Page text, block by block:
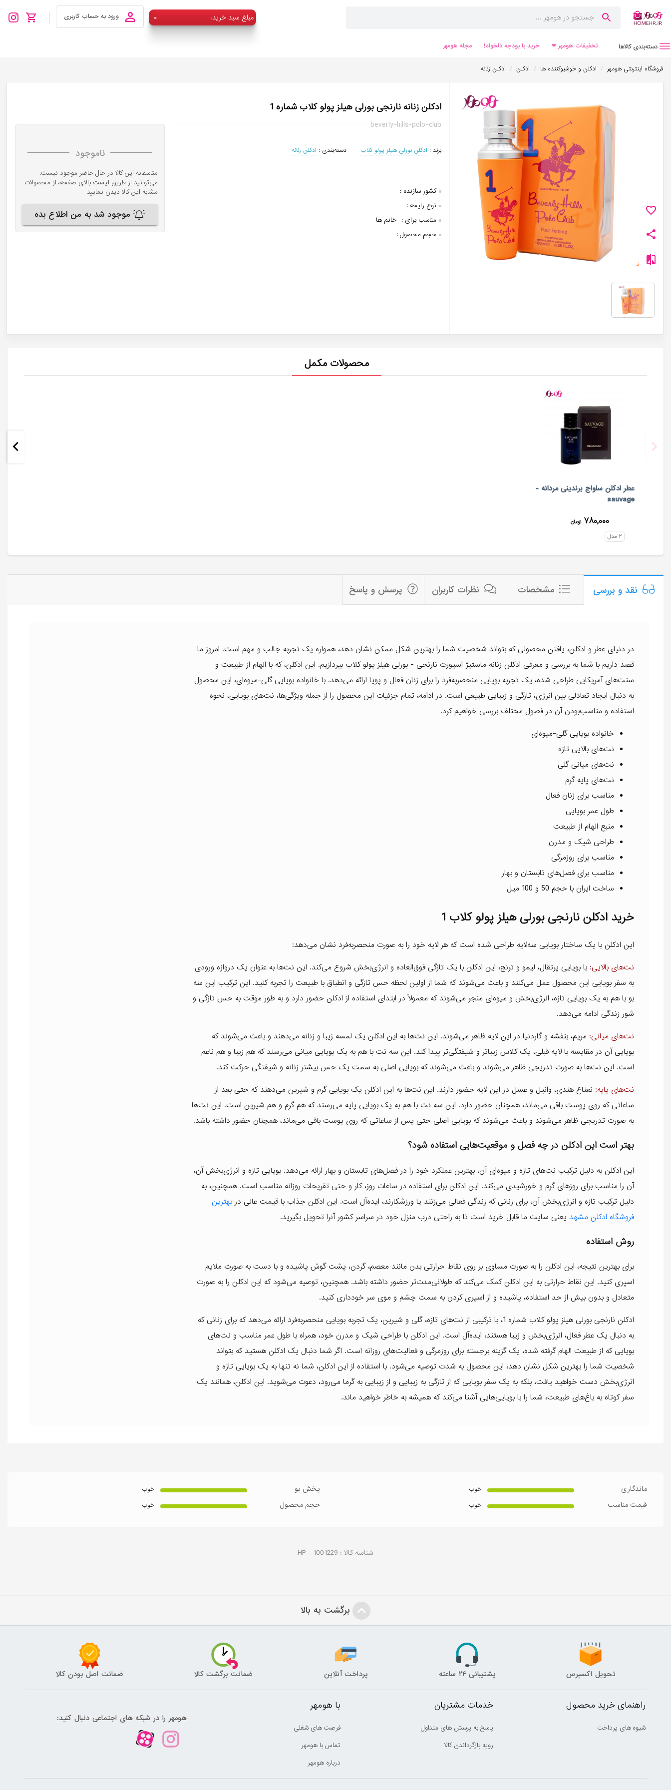
۰ :مبلغ سبد خرید ورود به حساب کاربری
دسته‌بندی کالاها تخفیفات هومهر ❤ خرید با بودجه دلخواه! مجله هومهر
فروشگاه اینترنتی هومهر / ادکلن و خوشبوکننده ها / ادکلن / ادکلن زنانه
ادکلن زنانه نارنجی بورلی هیلز پولو کلاب شماره 1
beverly-hills-polo-club
برند : ادکلن بورلی هیلز پولو کلاب دسته‌بندی : ادکلن زنانه
کشور سازنده :
نوع رایحه :
مناسب برای : خانم ها
حجم محصول :
ناموجود
متاسفانه این کالا در حال حاضر موجود نیست.
می‌توانید از طریق لیست بالای صفحه، از محصولات
مشابه این کالا دیدن نمایید
موجود شد به من اطلاع بده
محصولات مکمل
عطر ادکلن ساواج برندینی مردانه -
sauvage
۷۸۰,۰۰۰ تومان
۲ مدل
نقد و بررسی مشخصات نظرات کاربران پرسش و پاسخ
در دنیای عطر و ادکلن، یافتن محصولی که بتواند شخصیت شما را بهترین شکل ممکن نشان دهد، همواره یک تجربه جالب و مهم است. امروز ما
قصد داریم با شما به بررسی و معرفی ادکلن زنانه ماستیژ اسپورت نارنجی - بورلی هیلز پولو کلاب بپردازیم. این ادکلن، که با الهام از طبیعت و
سنت‌های آمریکایی طراحی شده، یک تجربه بویایی منحصربه‌فرد را برای زنان فعال و پویا ارائه می‌دهد. با خانواده بویایی گلی-میوه‌ای، این محصول
به دنبال ایجاد تعادلی بین انرژی، تازگی و زیبایی طبیعی است. در ادامه، تمام جزئیات این محصول را از جمله ویژگی‌ها، نت‌های بویایی، نحوه
استفاده و مناسب‌بودن آن در فصول مختلف بررسی خواهیم کرد.
خانواده بویایی گلی-میوه‌ای
نت‌های بالایی تازه
نت‌های میانی گلی
نت‌های پایه گرم
مناسب برای زنان فعال
طول عمر بویایی
منبع الهام از طبیعت
طراحی شیک و مدرن
مناسب برای روزمرگی
مناسب برای فصل‌های تابستان و بهار
ساخت ایران با حجم 50 و 100 میل
خرید ادکلن نارنجی بورلی هیلز پولو کلاب 1
این ادکلن با یک ساختار بویایی سه‌لایه طراحی شده است که هر لایه خود را به صورت منحصربه‌فرد نشان می‌دهد:
نت‌های بالایی: با بویایی پرتقال، لیمو و ترنج، این ادکلن با یک تازگی فوق‌العاده و انرژی‌بخش شروع می‌کند. این نت‌ها به عنوان یک دروازه ورودی
به سفر بویایی این محصول عمل می‌کنند و باعث می‌شوند که شما از اولین لحظه حس تازگی و انطباق با طبیعت را تجربه کنید. این ترکیب این سه
بو با هم به یک بویایی تازه، انرژی‌بخش و میوه‌ای منجر می‌شوند که معمولاً در ابتدای استفاده از ادکلن حضور دارد و به طور موقت به حس تازگی و
شور زندگی ادامه می‌دهد.
نت‌های میانی: مریم، بنفشه و گاردنیا در این لایه ظاهر می‌شوند. این نت‌ها به این ادکلن یک لمسه زیبا و زنانه می‌دهند و باعث می‌شوند که
بویایی آن در مقایسه با لایه قبلی، یک کلاس زیباتر و شیفتگی‌تر پیدا کند. این سه نت با هم به یک بویایی میانی می‌رسند که هم زیبا و هم ناعم
است. این نت‌ها به صورت تدریجی ظاهر می‌شوند و باعث می‌شوند که بویایی اصلی به سمت یک حس بیشتر زنانه و شیفتگی حرکت کند.
نت‌های پایه: نعناع هندی، وانیل و عسل در این لایه حضور دارند. این نت‌ها به این ادکلن یک بویایی گرم و شیرین می‌دهند که حتی بعد از
ساعاتی که روی پوست باقی می‌ماند، همچنان حضور دارد. این سه نت با هم به یک بویایی پایه می‌رسند که هم گرم و هم شیرین است. این نت‌ها
به صورت تدریجی ظاهر می‌شوند و باعث می‌شوند که بویایی اصلی حتی پس از ساعاتی که روی پوست باقی می‌ماند، همچنان حضور داشته باشد.
بهتر است این ادکلن در چه فصل و موقعیت‌هایی استفاده شود؟
این ادکلن به دلیل ترکیب نت‌های تازه و میوه‌ای آن، بهترین عملکرد خود را در فصل‌های تابستان و بهار ارائه می‌دهد. بویایی تازه و انرژی‌بخش آن،
آن را مناسب برای روزهای گرم و خورشیدی می‌کند. این ادکلن برای استفاده در ساعات روز، کار و حتی تفریحات روزانه مناسب است. همچنین، به
دلیل ترکیب تازه و انرژی‌بخش آن، برای زنانی که زندگی فعالی می‌زنند یا ورزشکارند، ایده‌آل است. این ادکلن جذاب با قیمت عالی در بهترین
فروشگاه ادکلن مشهد یعنی سایت ما قابل خرید است تا به راحتی درب منزل خود در سراسر کشور آنرا تحویل بگیرید.
روش استفاده
برای بهترین نتیجه، این ادکلن را به صورت مساوی بر روی نقاط حرارتی بدن مانند معصم، گردن، پشت گوش پاشیده و با دست به صورت ملایم
اسپری کنید. این نقاط حرارتی به این ادکلن کمک می‌کند که طولانی‌مدت‌تر حضور داشته باشد. همچنین، توصیه می‌شود که این ادکلن را به صورت
متعادل و بدون بیش از حد استفاده، پاشیده و از اسپری کردن به سمت چشم و موی سر خودداری کنید.
ادکلن نارنجی بورلی هیلز پولو کلاب شماره 1، با ترکیبی از نت‌های تازه، گلی و شیرین، یک تجربه بویایی منحصربه‌فرد ارائه می‌دهد که برای زنانی که
به دنبال یک عطر فعال، انرژی‌بخش و زیبا هستند، ایده‌آل است. این ادکلن با طراحی شیک و مدرن خود، همراه با طول عمر مناسب و نت‌های
بویایی که از طبیعت الهام گرفته شده، یک گزینه برجسته برای روزمرگی و فعالیت‌های روزانه است. اگر شما دنبال یک ادکلن هستید که بتواند
شخصیت شما را بهترین شکل نشان دهد، این محصول به شدت توصیه می‌شود. با استفاده از این ادکلن، شما نه تنها به یک بویایی تازه و
انرژی‌بخش دست خواهید یافت، بلکه به یک سفر بویایی که از تازگی به زیبایی و از زیبایی به گرما می‌رود، دعوت می‌شوید. این ادکلن، همانند یک
سفر کوتاه به باغ‌های طبیعت، شما را با بویایی‌هایی آشنا می‌کند که همیشه به خاطر خواهید ماند.
ماندگاری خوب پخش بو خوب
قیمت مناسب خوب حجم محصول خوب
شناسه کالا : HP - 1001229
برگشت به بالا
تحویل اکسپرس پشتیبانی ۲۴ ساعته پرداخت آنلاین ضمانت برگشت کالا ضمانت اصل بودن کالا
راهنمای خرید محصول
شیوه های پرداخت
خدمات مشتریان
پاسخ به پرسش های متداول
رویه بازگرداندن کالا
با هومهر
فرصت های شغلی
تماس با هومهر
درباره هومهر
هومهر را در شبکه های اجتماعی دنبال کنید: